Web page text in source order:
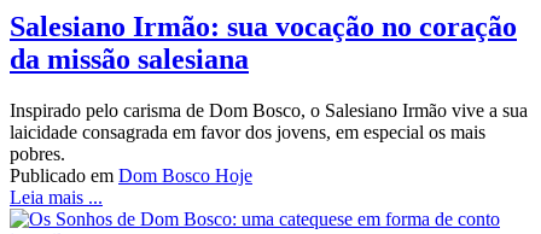
Salesiano Irmão: sua vocação no coração
da missão salesiana
Inspirado pelo carisma de Dom Bosco, o Salesiano Irmão vive a sua
laicidade consagrada em favor dos jovens, em especial os mais
pobres.
Publicado em Dom Bosco Hoje
Leia mais ...